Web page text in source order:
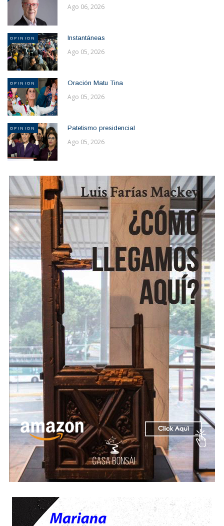
Ago 06, 2026
OPINION Instantáneas
Ago 05, 2026
OPINION Oración Matu Tina
Ago 05, 2026
OPINION Patetismo presidencial
Ago 05, 2026